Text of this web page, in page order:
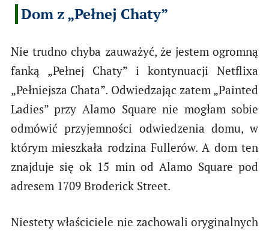
Dom z „Pełnej Chaty”
Nie trudno chyba zauważyć, że jestem ogromną
fanką „Pełnej Chaty” i kontynuacji Netflixa
„Pełniejsza Chata”. Odwiedzając zatem „Painted
Ladies” przy Alamo Square nie mogłam sobie
odmówić przyjemności odwiedzenia domu, w
którym mieszkała rodzina Fullerów. A dom ten
znajduje się ok 15 min od Alamo Square pod
adresem 1709 Broderick Street.
Niestety właściciele nie zachowali oryginalnych